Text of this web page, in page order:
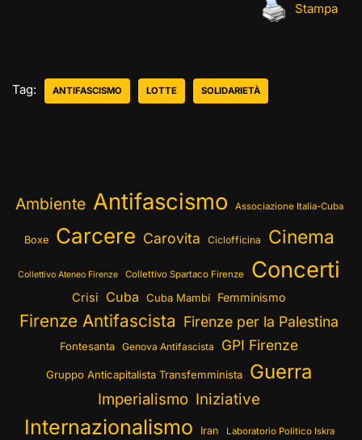
Stampa
Tag: ANTIFASCISMO LOTTE SOLIDARIETÀ
Ambiente Antifascismo Associazione Italia-Cuba
Boxe Carcere Carovita Ciclofficina Cinema
Collettivo Ateneo Firenze Collettivo Spartaco Firenze Concerti
Crisi Cuba Cuba Mambí Femminismo
Firenze Antifascista Firenze per la Palestina
Fontesanta Genova Antifascista GPI Firenze
Gruppo Anticapitalista Transfemminista Guerra
Imperialismo Iniziative
Internazionalismo Iran Laboratorio Politico Iskra